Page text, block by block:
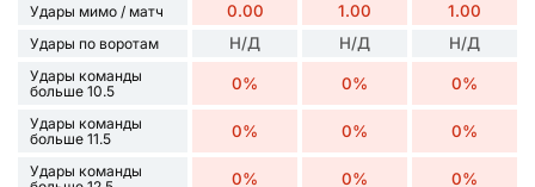
Удары мимо / матч 0.00 1.00 1.00
Удары по воротам Н/Д Н/Д Н/Д
Удары команды
больше 10.5
0% 0% 0%
Удары команды
больше 11.5
0% 0% 0%
Удары команды
0% 0% 0%